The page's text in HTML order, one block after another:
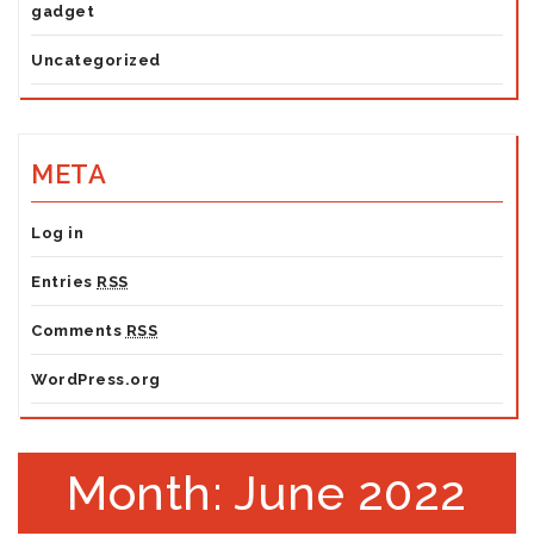
gadget
Uncategorized
META
Log in
Entries RSS
Comments RSS
WordPress.org
Month: June 2022